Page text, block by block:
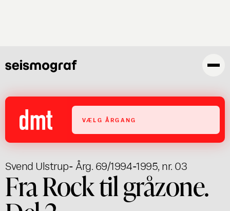
VÆLG ÅRGANG
Svend Ulstrup- Årg. 69/1994-1995, nr. 03
Fra Rock til gråzone.